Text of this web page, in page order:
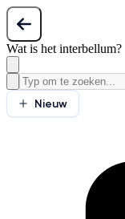
Wat is het interbellum?
Nieuw